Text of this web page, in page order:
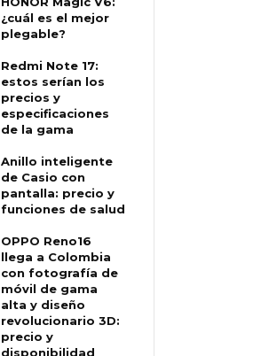
¿cuál es el mejor
plegable?
Redmi Note 17:
estos serían los
precios y
especificaciones
de la gama
Anillo inteligente
de Casio con
pantalla: precio y
funciones de salud
OPPO Reno16
llega a Colombia
con fotografía de
móvil de gama
alta y diseño
revolucionario 3D:
precio y
disponibilidad